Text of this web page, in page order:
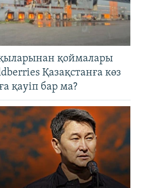
қоймалары
Қазақстанға көз
қауіп бар ма?